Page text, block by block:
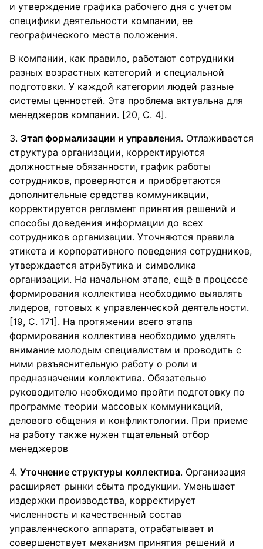
и утверждение графика рабочего дня с учетом
специфики деятельности компании, ее
географического места положения.
В компании, как правило, работают сотрудники
разных возрастных категорий и специальной
подготовки. У каждой категории людей разные
системы ценностей. Эта проблема актуальна для
менеджеров компании. [20, С. 4].
3. Этап формализации и управления. Отлаживается
структура организации, корректируются
должностные обязанности, график работы
сотрудников, проверяются и приобретаются
дополнительные средства коммуникации,
корректируется регламент принятия решений и
способы доведения информации до всех
сотрудников организации. Уточняются правила
этикета и корпоративного поведения сотрудников,
утверждается атрибутика и символика
организации. На начальном этапе, ещё в процессе
формирования коллектива необходимо выявлять
лидеров, готовых к управленческой деятельности.
[19, С. 171]. На протяжении всего этапа
формирования коллектива необходимо уделять
внимание молодым специалистам и проводить с
ними разъяснительную работу о роли и
предназначении коллектива. Обязательно
руководителю необходимо пройти подготовку по
программе теории массовых коммуникаций,
делового общения и конфликтологии. При приеме
на работу также нужен тщательный отбор
менеджеров
4. Уточнение структуры коллектива. Организация
расширяет рынки сбыта продукции. Уменьшает
издержки производства, корректирует
численность и качественный состав
управленческого аппарата, отрабатывает и
совершенствует механизм принятия решений и